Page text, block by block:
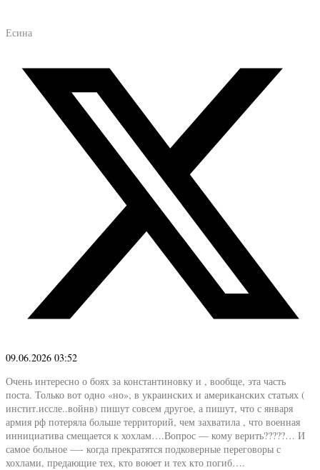
Есина
09.06.2026 03:52
Очень интересно о боях за константиновку и , вообще, эта часть
поста. Только вот одно «но», в украинских и американских статьях (
инстит.иссле..войнв) пишут совсем другое, а пишут, что с января
армия рф потеряла больше территорий, чем захватила , что военная
иннициатива смещается к хохлам….Вопрос — кому верить?????… И
самое больное —- когда прекратятся подковерные переговоры с
хохлами, предающие тех, кто воюет и тех кто погиб….